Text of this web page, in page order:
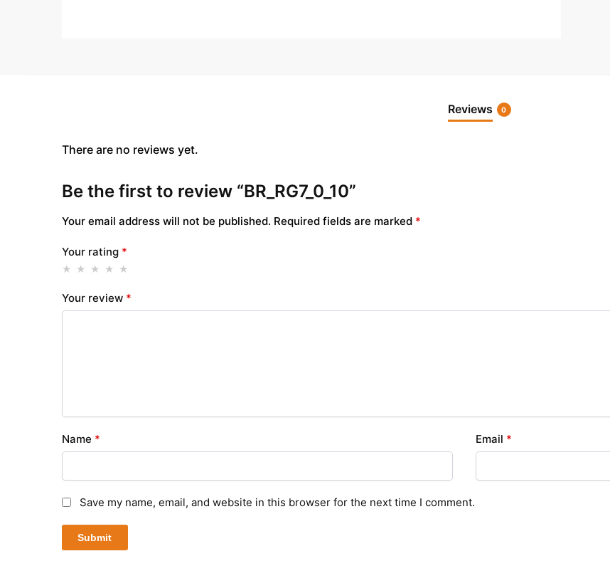
Reviews 0
There are no reviews yet.
Be the first to review “BR_RG7_0_10”
Your email address will not be published. Required fields are marked *
Your rating *
Your review *
Name * Email *
Save my name, email, and website in this browser for the next time I comment.